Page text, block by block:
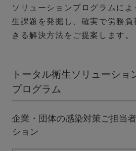
ソリューションプログラムによ
生課題を発掘し、確実で労務
きる解決方法をご提案します。
トータル衛生ソリューショ
プログラム
企業・団体の感染対策ご担当
ション